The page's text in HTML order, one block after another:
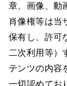
章、画像、動
肖像権等は当
保有し、許可
二次利用等）
テンツの内容
一切認めてお